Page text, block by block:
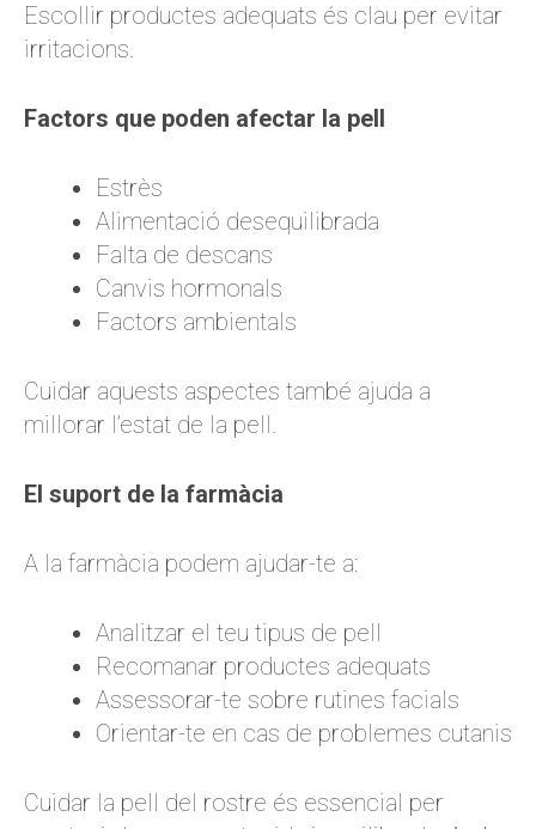
Escollir productes adequats és clau per evitar
irritacions.
Factors que poden afectar la pell
Estrès
Alimentació desequilibrada
Falta de descans
Canvis hormonals
Factors ambientals
Cuidar aquests aspectes també ajuda a
millorar l’estat de la pell.
El suport de la farmàcia
A la farmàcia podem ajudar-te a:
Analitzar el teu tipus de pell
Recomanar productes adequats
Assessorar-te sobre rutines facials
Orientar-te en cas de problemes cutanis
Cuidar la pell del rostre és essencial per